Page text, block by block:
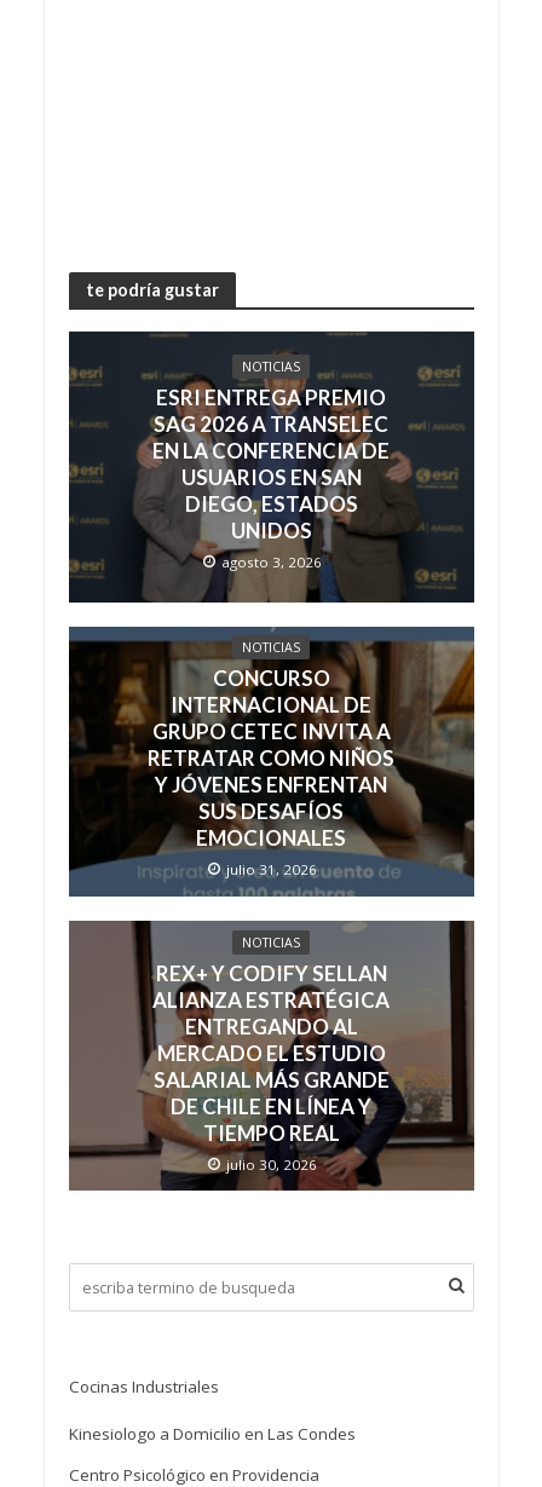
te podría gustar
NOTICIAS
ESRI ENTREGA PREMIO
SAG 2026 A TRANSELEC
EN LA CONFERENCIA DE
USUARIOS EN SAN
DIEGO, ESTADOS
UNIDOS
agosto 3, 2026
NOTICIAS
CONCURSO
INTERNACIONAL DE
GRUPO CETEC INVITA A
RETRATAR COMO NIÑOS
Y JÓVENES ENFRENTAN
SUS DESAFÍOS
EMOCIONALES
julio 31, 2026
NOTICIAS
REX+ Y CODIFY SELLAN
ALIANZA ESTRATÉGICA
ENTREGANDO AL
MERCADO EL ESTUDIO
SALARIAL MÁS GRANDE
DE CHILE EN LÍNEA Y
TIEMPO REAL
julio 30, 2026
Cocinas Industriales
Kinesiologo a Domicilio en Las Condes
Centro Psicológico en Providencia